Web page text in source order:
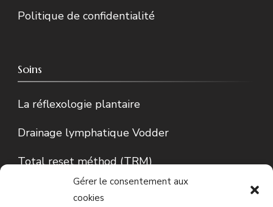
Gérer le consentement aux
cookies
Politique de confidentialité
Soins
La réflexologie plantaire
Drainage lymphatique Vodder
Total reset méthod (TRM)